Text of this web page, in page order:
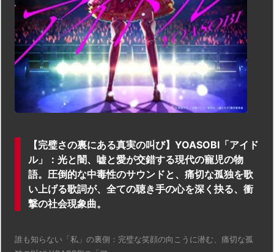
【完璧さの裏にある真実の叫び】YOASOBI「アイド
ル」：光と闇、嘘と愛が交錯する現代の寵児の物
語。圧倒的な中毒性のサウンドと、痛切な孤独を歌
い上げる歌詞が、全ての聴き手の心を深く抉る、衝
撃の社会現象曲。
誰も知らない「私」の裏側：完璧な笑顔の向こうに潜む、痛切な孤